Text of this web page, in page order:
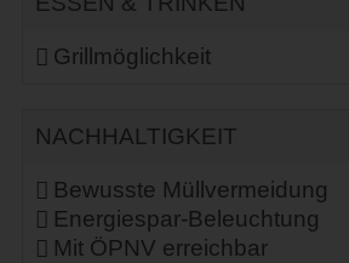
Grillmöglichkeit
NACHHALTIGKEIT
Bewusste Müllvermeidung
Energiespar-Beleuchtung
Mit ÖPNV erreichbar